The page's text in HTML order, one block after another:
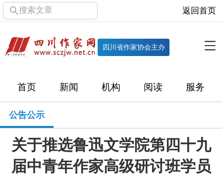
搜索文章 返回首页
四川省作家协会主办
首页 新闻 机构 阅读 服务
机构
直属单位 团体会员 主管社团 专门委员会
历届主席团
新闻
时政 文学动态 作协工作 市州作协
公告公示
关于推选鲁迅文学院第四十九
届中青年作家高级研讨班学员